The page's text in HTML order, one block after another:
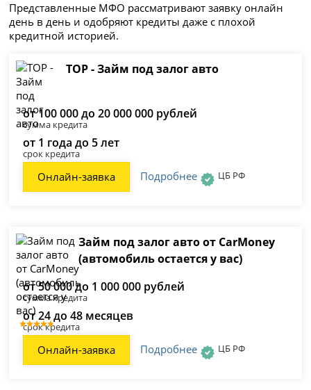
Представленные МФО рассматривают заявку онлайн
день в день и одобряют кредиты даже с плохой
кредитной историей.
ТОР - Займ под залог авто
от 100 000 до 20 000 000 рублей
сумма кредита
от 1 года до 5 лет
срок кредита
Онлайн-заявка Подробнее ЦБ РФ
Займ под залог авто от CarMoney
(автомобиль остается у вас)
от 50 000 до 1 000 000 рублей
сумма кредита
от 24 до 48 месяцев
срок кредита
Онлайн-заявка Подробнее ЦБ РФ